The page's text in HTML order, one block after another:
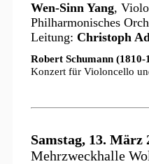
Wen-Sinn Yang,
Philharmonisches
Leitung: Christoph
Robert Schumann (1810-
Konzert für Violoncello
Samstag, 13. März
Mehrzweckhalle